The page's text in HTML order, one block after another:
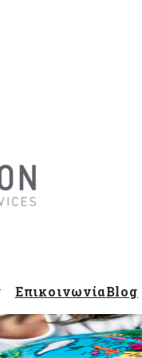
ΕπικοινωνίαBlog